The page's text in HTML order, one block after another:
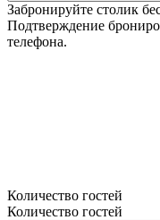
Забронируйте столик
Подтверждение
телефона.
Количество гостей
Количество гостей